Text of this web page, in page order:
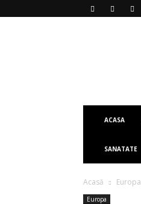
ACASA
SANATATE
Acasă Europa
Europa